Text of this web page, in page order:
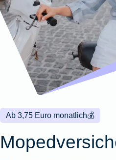
Wohnungsschutzbrief
Zur
Produktübersicht
Zur
Produktübersicht
Zur
Produktübersicht
Zur
Produktübersicht
Zur
Produktübersicht
Zur
Produktübersicht
Zur
Produktübersicht
Montageversicherung
Zur
Produktübersicht
Gruppenunfall für
Betriebe
Gruppenunfall für
Vereine
Produktübersicht
Kunstversicherung
Valorenversicherung
Zur
💰
Ab 3,75 Euro monatlich